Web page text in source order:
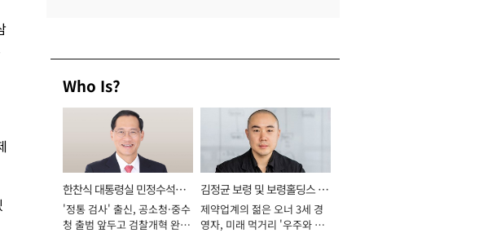
Who Is?
한찬식 대통령실 민정수석비
서관
'정통 검사' 출신, 공소청·중수
청 출범 앞두고 검찰개혁 완수
김정균 보령 및 보령홀딩스 대
표이사 사장
제약업계의 젊은 오너 3세 경
영자, 미래 먹거리 '우주와 헬